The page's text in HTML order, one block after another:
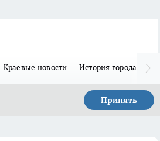
Краевые новости История города Н
Принять